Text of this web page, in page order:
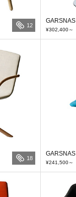
12
GARSNAS
¥302,400～
18
GARSNAS
¥241,500～